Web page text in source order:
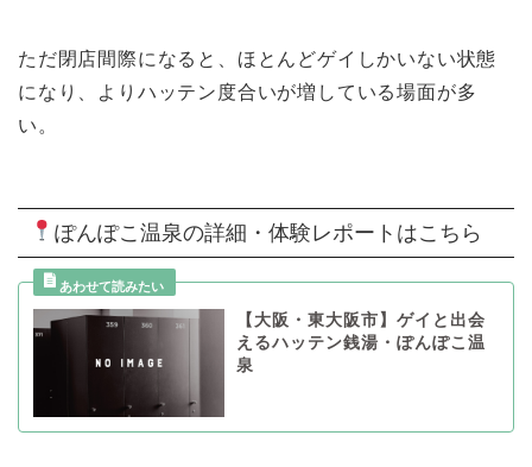
ただ閉店間際になると、ほとんどゲイしかいない状態
になり、よりハッテン度合いが増している場面が多
い。
ぽんぽこ温泉の詳細・体験レポートはこちら
【大阪・東大阪市】ゲイと出会
えるハッテン銭湯・ぽんぽこ温
泉